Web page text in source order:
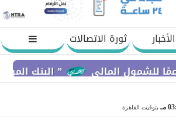
الأخبار
ثورة الاتصالات
” البنك المركزي” : معدلات الشمول المالي
المالي
مـ بتوقيت القاهرة